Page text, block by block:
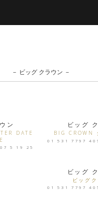
－ ビッグ クラウン －
ン
DATE
5 19 25
ビッグ
BIG CROWN
01 531 7797
ビッグ
ビッグ
01 531 7797